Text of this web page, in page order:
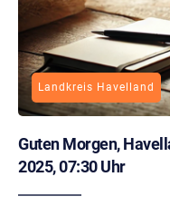
Landkreis Havelland
Guten Morgen,
2025, 07:30 Uhr